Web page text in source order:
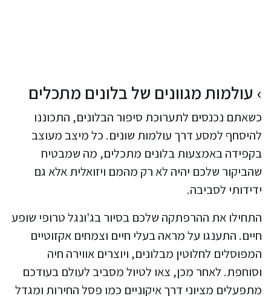
עולמות מגוונים של בלונים מתכלים
כשאתם נכנסים לתערוכת סיפור הבלונים, התכוננו
להיסחף למסע דרך עולמות שונים. כל מיצב מעוצב
בקפידה באמצעות בלונים מתכלים, מה שמבטיח
שהביקור שלכם יהיה לא רק מהמם ויזואלית אלא גם
ידידותי לסביבה.
התחילו את ההרפתקה שלכם בסיור בג'ונגל טרופי שופע
חיים. התענגו על מראה בעלי חיים וצמחים אקזוטיים
המפוסלים לחלוטין מבלונים, ויוצרים אווירה חיה
וסוחפת. לאחר מכן, צאו לטיול מסביב לעולם בעודכם
מתפעלים מציוני דרך איקוניים כמו פסל החירות ומגדל